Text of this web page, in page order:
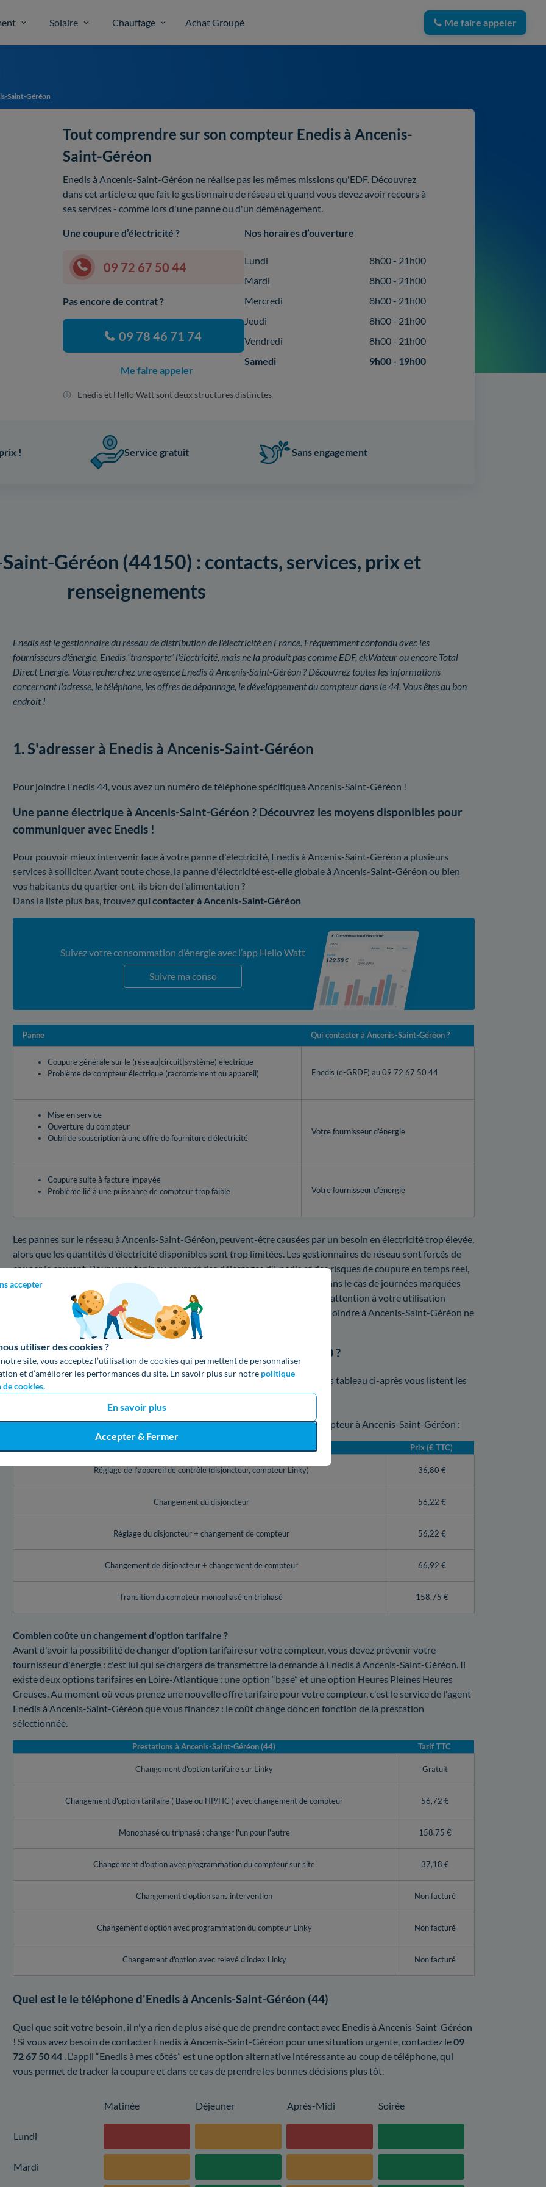
Solaire Chauffage Achat Groupé Me faire appeler
accepter
utiliser des cookies ?
site, vous acceptez l’utilisation de cookies qui permettent de personnaliser
et d’améliorer les performances du site. En savoir plus sur notre politique
cookies.
En savoir plus
Accepter & Fermer
Saint-Géréon
Tout comprendre sur son compteur Enedis à Ancenis-
Saint-Géréon
Enedis à Ancenis-Saint-Géréon ne réalise pas les mêmes missions qu'EDF. Découvrez
dans cet article ce que fait le gestionnaire de réseau et quand vous devez avoir recours à
ses services - comme lors d'une panne ou d'un déménagement.
Une coupure d’électricité ?
09 72 67 50 44
Pas encore de contrat ?
09 78 46 71 74
Me faire appeler
Nos horaires d’ouverture
Lundi
8h00 - 21h00
Mardi
8h00 - 21h00
Mercredi
8h00 - 21h00
Jeudi
8h00 - 21h00
Vendredi
8h00 - 21h00
Samedi
9h00 - 19h00
Enedis et Hello Watt sont deux structures distinctes
! Service gratuit Sans engagement
Géréon (44150) : contacts, services, prix et
renseignements
Enedis est le gestionnaire du réseau de distribution de l'électricité en France. Fréquemment confondu avec les
fournisseurs d'énergie, Enedis “transporte” l'électricité, mais ne la produit pas comme EDF, ekWateur ou encore Total
Direct Energie. Vous recherchez une agence Enedis à Ancenis-Saint-Géréon ? Découvrez toutes les informations
concernant l'adresse, le téléphone, les offres de dépannage, le développement du compteur dans le 44. Vous êtes au bon
endroit !
1. S'adresser à Enedis à Ancenis-Saint-Géréon
Pour joindre Enedis 44, vous avez un numéro de téléphone spécifiqueà Ancenis-Saint-Géréon !
Une panne électrique à Ancenis-Saint-Géréon ? Découvrez les moyens disponibles pour
communiquer avec Enedis !
Pour pouvoir mieux intervenir face à votre panne d'électricité, Enedis à Ancenis-Saint-Géréon a plusieurs
services à solliciter. Avant toute chose, la panne d'électricité est-elle globale à Ancenis-Saint-Géréon ou bien
vos habitants du quartier ont-ils bien de l'alimentation ?
Dans la liste plus bas, trouvezqui contacter à Ancenis-Saint-Géréon
Suivez votre consommation d’énergie avec l’app Hello Watt
Suivre ma conso
Panne Qui contacter à Ancenis-Saint-Géréon ?
Coupure générale sur le (réseau|circuit|système) électrique
Problème de compteur électrique (raccordement ou appareil)
Enedis (e-GRDF) au 09 72 67 50 44
Mise en service
Ouverture du compteur
Oubli de souscription à une offre de fourniture d'électricité
Votre fournisseur d’énergie
Coupure suite à facture impayée
Problème lié à une puissance de compteur trop faible
Votre fournisseur d’énergie
Les pannes sur le réseau à Ancenis-Saint-Géréon, peuvent-être causées par un besoin en électricité trop élevée,
alors que les quantités d'électricité disponibles sont trop limitées. Les gestionnaires de réseau sont forcés de
couper le courant. Pour vous tenir au courant des délestages d'Enedis et des risques de coupure en temps réel,
vous pouvez télécharger l'application Ecowatt conçue par l'Ademe et RTE. Dans le cas de journées marquées
par un risque élevé ou marquées par un risque modéré, n'oubliez pas de faire attention à votre utilisation
d'électricité pour échapper à une interruption d'électricité !Les entreprises à joindre à Ancenis-Saint-Géréon ne
sont pas identiques en fonction du problème que vous devez fixer.
Quel prix pour un dépannage en cas de coupure dans le 44150 ?
Besoin d'en apprendre plus sur le dépannage Enedis en Loire-Atlantique ? Les tableau ci-après vous listent les
montants fixés par Enedis en Loire-Atlantique pour une telle opération
Réadaptation de votre puissance électrique
Voici les montants d'Enedis pour un changement de puissance sur votre compteur à Ancenis-Saint-Géréon :
Prix (€ TTC)
Réglage de l’appareil de contrôle (disjoncteur, compteur Linky) 36,80 €
Changement du disjoncteur 56,22 €
Réglage du disjoncteur + changement de compteur 56,22 €
Changement de disjoncteur + changement de compteur 66,92 €
Transition du compteur monophasé en triphasé 158,75 €
Combien coûte un changement d'option tarifaire ?
Avant d'avoir la possibilité de changer d'option tarifaire sur votre compteur, vous devez prévenir votre
fournisseur d'énergie : c'est lui qui se chargera de transmettre la demande à Enedis à Ancenis-Saint-Géréon. Il
existe deux options tarifaires en Loire-Atlantique : une option “base” et une option Heures Pleines Heures
Creuses. Au moment où vous prenez une nouvelle offre tarifaire pour votre compteur, c'est le service de l'agent
Enedis à Ancenis-Saint-Géréon que vous financez : le coût change donc en fonction de la prestation
sélectionnée.
Prestations à Ancenis-Saint-Géréon (44) Tarif TTC
Changement d'option tarifaire sur Linky Gratuit
Changement d'option tarifaire ( Base ou HP/HC ) avec changement de compteur 56,72 €
Monophasé ou triphasé : changer l'un pour l'autre 158,75 €
Changement d'option avec programmation du compteur sur site 37,18 €
Changement d'option sans intervention Non facturé
Changement d'option avec programmation du compteur Linky Non facturé
Changement d'option avec relevé d’index Linky Non facturé
Quel est le le téléphone d'Enedis à Ancenis-Saint-Géréon (44)
Quel que soit votre besoin, il n'y a rien de plus aisé que de prendre contact avec Enedis à Ancenis-Saint-Géréon
! Si vous avez besoin de contacter Enedis à Ancenis-Saint-Géréon pour une situation urgente, contactez le09
72 67 50 44 . L'appli “Enedis à mes côtés” est une option alternative intéressante au coup de téléphone, qui
vous permet de tracker la coupure et dans ce cas de prendre les bonnes décisions plus tôt.
Matinée Déjeuner Après-Midi Soirée
Lundi
Mardi